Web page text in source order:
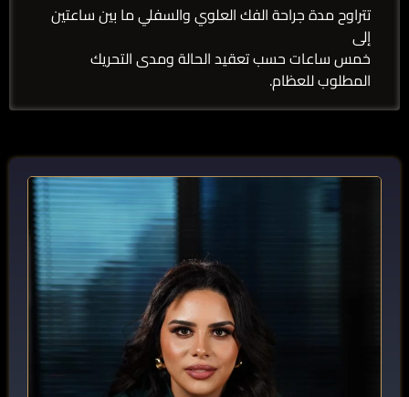
تتراوح مدة جراحة الفك العلوي والسفلي ما بين ساعتين
إلى
خمس ساعات حسب تعقيد الحالة ومدى التحريك
المطلوب للعظام.